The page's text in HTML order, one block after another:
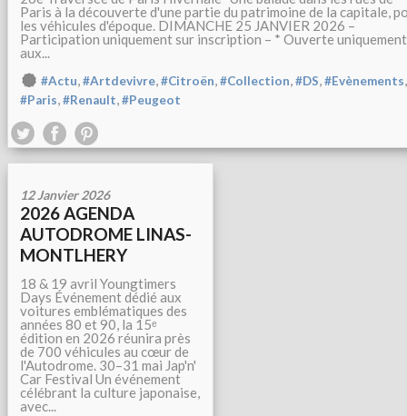
Paris à la découverte d'une partie du patrimoine de la capitale,
les véhicules d'époque. DIMANCHE 25 JANVIER 2026 –
Participation uniquement sur inscription – * Ouverte uniquement
aux...
#Actu,#Artdevivre,#Citroën,#Collection,#DS,#Evènements,
#Paris,#Renault,#Peugeot
12 Janvier 2026
2026 AGENDA
AUTODROME LINAS-
MONTLHERY
18 & 19 avril Youngtimers
Days Événement dédié aux
voitures emblématiques des
années 80 et 90, la 15ᵉ
édition en 2026 réunira près
de 700 véhicules au cœur de
l'Autodrome. 30–31 mai Jap'n'
Car Festival Un événement
célébrant la culture japonaise,
avec...